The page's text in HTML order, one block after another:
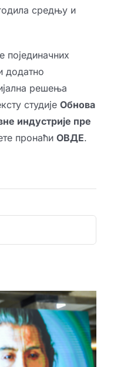
средњу и
појединачних
додатно
решења
студије Обнова
индустрије пре
пронаћи ОВДЕ.